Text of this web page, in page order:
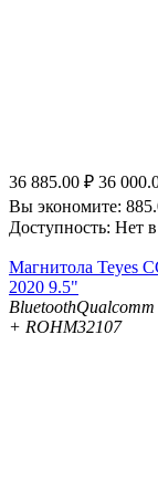
36 885.00 ₽ 36
Вы экономите:
Доступность: Нет
Магнитола Teyes
2020 9.5"
Bluetooth
+ ROHM32107